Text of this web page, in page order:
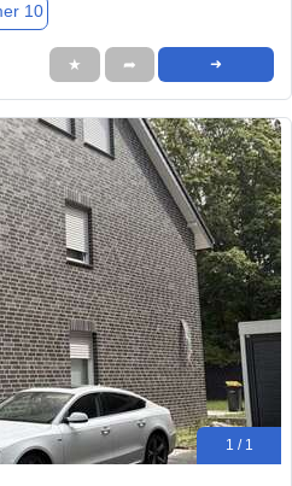
10
★ ➦ ➜
1 / 1